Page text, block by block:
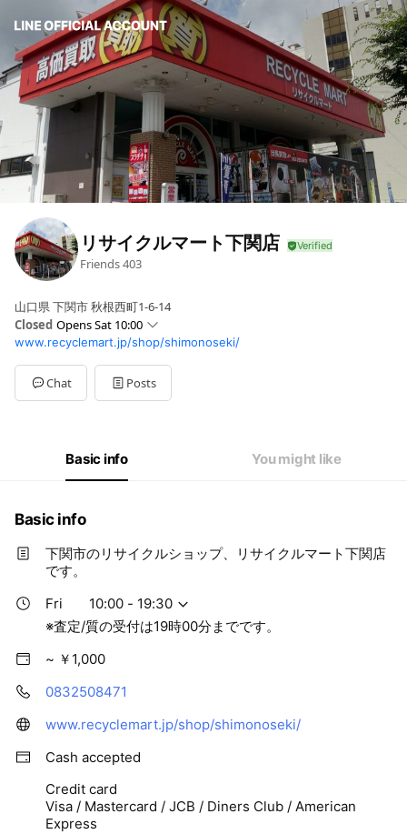
リサイクルマート下関店
Friends403
山口県 下関市 秋根西町1-6-14
Closed Opens Sat 10:00
Sun10:00 - 19:30
Mon10:00 - 19:30
Tue10:00 - 19:30
Wed10:00 - 19:30
10:00 - 19:30
※査定/質の受付は19時00分までです。
www.recyclemart.jp/shop/shimonoseki/
Chat Posts
Basic info You might like
Basic info
下関市のリサイクルショップ、リサイクルマート下関店
です。
Fri
10:00 - 19:30
※査定/質の受付は19時00分までです。
~ ￥1,000
0832508471
www.recyclemart.jp/shop/shimonoseki/
Cash accepted
Credit card
Visa / Mastercard / JCB / Diners Club / American
Express